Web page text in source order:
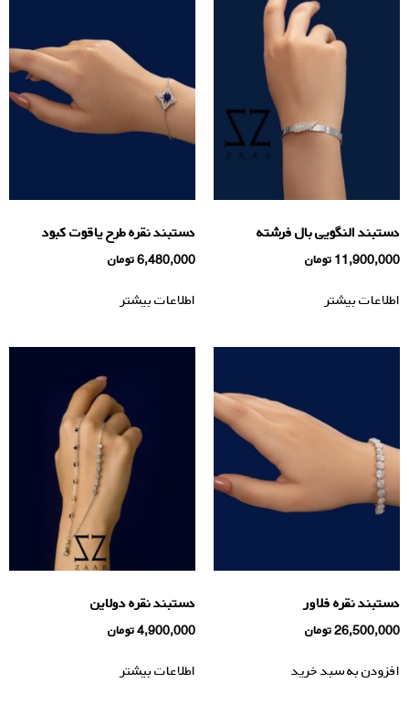
دستبند النگویی بال فرشته
11,900,000 تومان
اطلاعات بیشتر
دستبند نقره طرح یاقوت کبود
6,480,000تومان
اطلاعات بیشتر
دستبند نقره فلاور
26,500,000تومان
افزودن به سبد خرید
دستبند نقره دولاین
4,900,000تومان
اطلاعات بیشتر